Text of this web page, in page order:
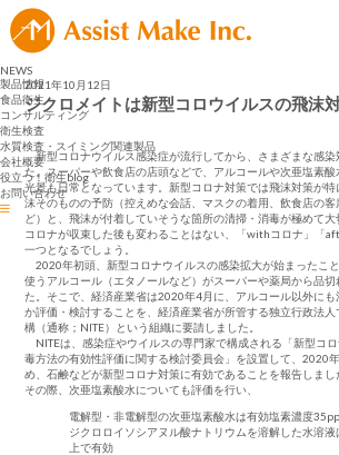
NEWS
製品情報
食品衛生
コンサルティング
衛生検査
水質検査・スイミング関連製品
会社概要
役立つ！衛生blog
お問い合わせ
2021年10月12日
ジクロメイトは新型コロウイルスの飛沫
新型コロナウイルス感染症が流行してから、さまざまな感染
た。スーパーや飲食店の店頭などで、アルコールや次亜塩素
光景も日常となっています。新型コロナ対策では飛沫対策が
沫そのものの予防（控えめな会話、マスクの着用、飲食店の
ど）と、飛沫が付着していそうな箇所の清掃・消毒が極めて
コロナが収束した後も変わることはない、「withコロナ」「
一つとなるでしょう。
2020年初頭、新型コロナウイルスの感染拡大が始まったこ
使うアルコール（エタノールなど）がスーパーや薬局から品切
た。そこで、経済産業省は2020年4月に、アルコール以外に
か評価・検討することを、経済産業省が所管する独立行政法
構（通称；NITE）という組織に要請しました。
NITEは、感染症やウイルスの専門家で構成される「新型コ
毒方法の有効性評価に関する検討委員会」を設置して、2020
め、石鹸などが新型コロナ対策に有効であることを報告しまし
その際、次亜塩素酸水についても評価を行い、
電解型・非電解型の次亜塩素酸水は有効塩素濃度
ジクロロイソシアヌル酸ナトリウムを溶解した水溶
上で有効